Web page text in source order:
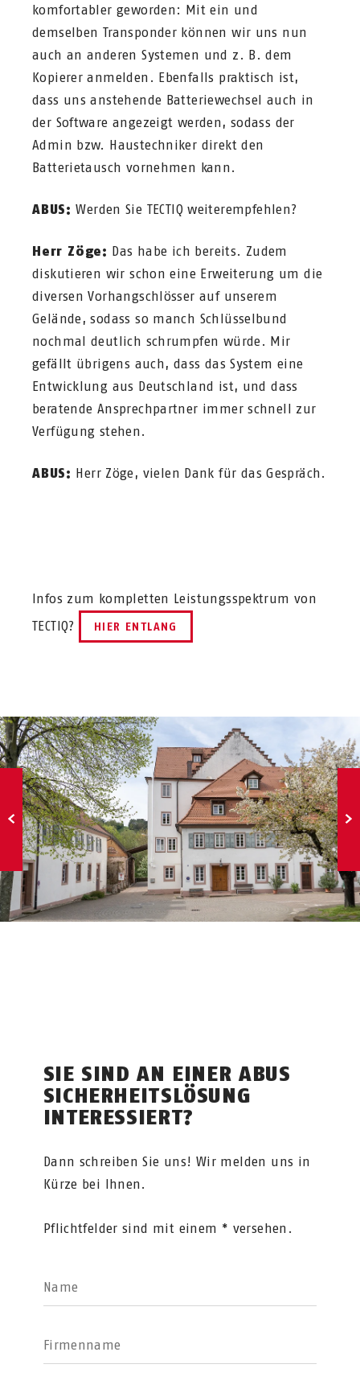
komfortabler geworden: Mit ein und
demselben Transponder können wir uns nun
auch an anderen Systemen und z. B. dem
Kopierer anmelden. Ebenfalls praktisch ist,
dass uns anstehende Batteriewechsel auch in
der Software angezeigt werden, sodass der
Admin bzw. Haustechniker direkt den
Batterietausch vornehmen kann.
ABUS: Werden Sie TECTIQ weiterempfehlen?
Herr Zöge: Das habe ich bereits. Zudem
diskutieren wir schon eine Erweiterung um die
diversen Vorhangschlösser auf unserem
Gelände, sodass so manch Schlüsselbund
nochmal deutlich schrumpfen würde. Mir
gefällt übrigens auch, dass das System eine
Entwicklung aus Deutschland ist, und dass
beratende Ansprechpartner immer schnell zur
Verfügung stehen.
ABUS: Herr Zöge, vielen Dank für das Gespräch.
Infos zum kompletten Leistungsspektrum von
TECTIQ?
HIER ENTLANG
SIE SIND AN EINER ABUS
SICHERHEITSLÖSUNG
INTERESSIERT?
Dann schreiben Sie uns! Wir melden uns in
Kürze bei Ihnen.
Pflichtfelder sind mit einem * versehen.
Name
Firmenname